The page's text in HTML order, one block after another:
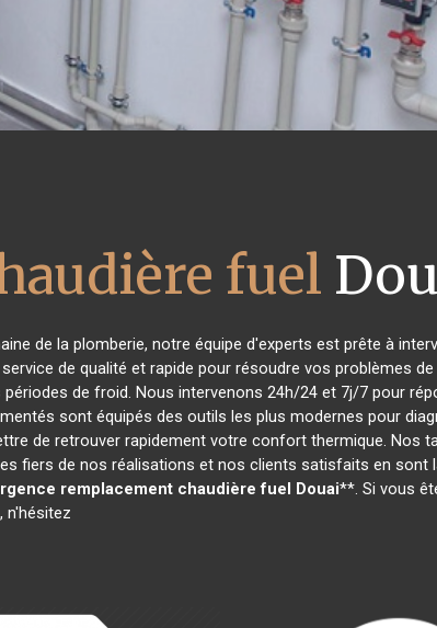
fuel
de la plomberie, notre équipe d'experts est prête à
de qualité et rapide pour résoudre vos problèmes
de froid. Nous intervenons 24h/24 et 7j/7 pour
sont équipés des outils les plus modernes pour
de retrouver rapidement votre confort thermique. Nos
fiers de nos réalisations et nos clients satisfaits en sont
remplacement chaudière fuel Douai**. Si vous
n'hésitez